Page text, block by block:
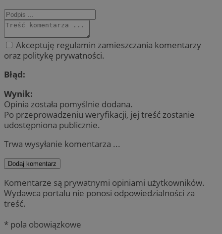
Akceptuję regulamin zamieszczania komentarzy
oraz politykę prywatności.
Błąd:
Wynik:
Opinia została pomyślnie dodana.
Po przeprowadzeniu weryfikacji, jej treść zostanie
udostępniona publicznie.
Trwa wysyłanie komentarza ...
Dodaj komentarz
Komentarze są prywatnymi opiniami użytkowników.
Wydawca portalu nie ponosi odpowiedzialności za
treść.
* pola obowiązkowe